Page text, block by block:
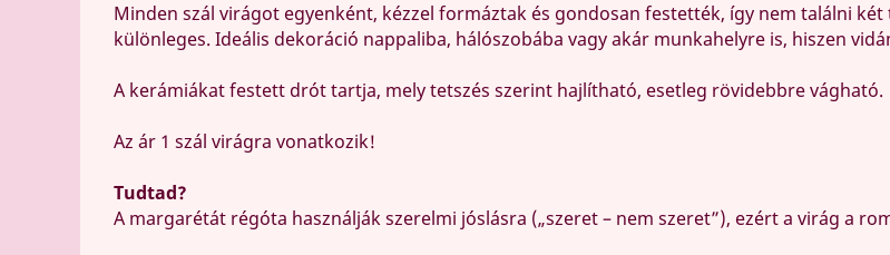
Minden szál virágot egyenként, kézzel formáztak és gondosan festették, így nem találni
különleges. Ideális dekoráció nappaliba, hálószobába vagy akár munkahelyre is, hiszen
A kerámiákat festett drót tartja, mely tetszés szerint hajlítható, esetleg rövidebbre vágható.
Az ár 1 szál virágra vonatkozik!
Tudtad?
A margarétát régóta használják szerelmi jóslásra („szeret – nem szeret”), ezért a virág a